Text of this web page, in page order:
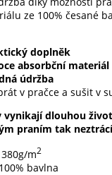
ze 100% česané
doplněk
absorbční materiál
údržba
v pračce a sušit v
vynikají dlouhou
praním tak
m2
bavlna